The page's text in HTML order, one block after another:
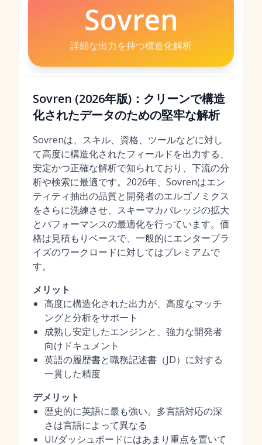
Sovren
詳細な出力を持つ構造化解析
Sovren (2026年版)：クリーンで構造
化されたデータのための堅牢な解析
Sovrenは、スキル、資格、ツールなどに対し
て高度に構造化されたフィールドを出力する、
安定かつ正確な解析で知られており、下流の分
析や検索に最適です。2026年、Sovrenはエン
ティティ抽出の品質と開発者のエルゴノミクス
をさらに洗練させ、スキーマカバレッジの拡大
とパフォーマンスの最適化を行っています。価
格は見積もりベースで、一般的にエンタープラ
イズのワークロードに対してはプレミアムで
す。
メリット
高度に構造化された出力が、高度なマッチ
ングと分析をサポート
成熟し安定したエンジンと、強力な開発者
向けドキュメント
英語の履歴書と職務記述書（JD）に対する
一貫した精度
デメリット
歴史的に英語に最も強い。多言語対応の深
さは言語によって異なる
UI/ダッシュボードにはあまり重点を置いて